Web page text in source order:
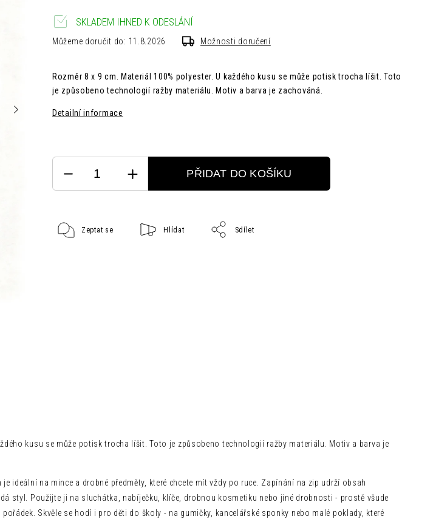
Rozměr 8 x 9 cm. Materiál 100% polyester. U každého kusu se může potisk trocha líšit. Toto
je způsobeno technologií ražby materiálu. Motiv a barva je zachováná.
Detailní informace
SKLADEM IHNED K ODESLÁNÍ
Můžeme doručit do: 11.8.2026 Možnosti doručení
PŘIDAT DO KOŠÍKU
Zeptat se Hlídat Sdílet
kusu se může potisk trocha líšit. Toto je způsobeno technologií ražby materiálu. Motiv a barva je
ideální na mince a drobné předměty, které chcete mít vždy po ruce. Zapínání na zip udrží obsah
styl. Použijte ji na sluchátka, nabíječku, klíče, drobnou kosmetiku nebo jiné drobnosti - prostě všude
Skvěle se hodí i pro děti do školy - na gumičky, kancelářské sponky nebo malé poklady, které